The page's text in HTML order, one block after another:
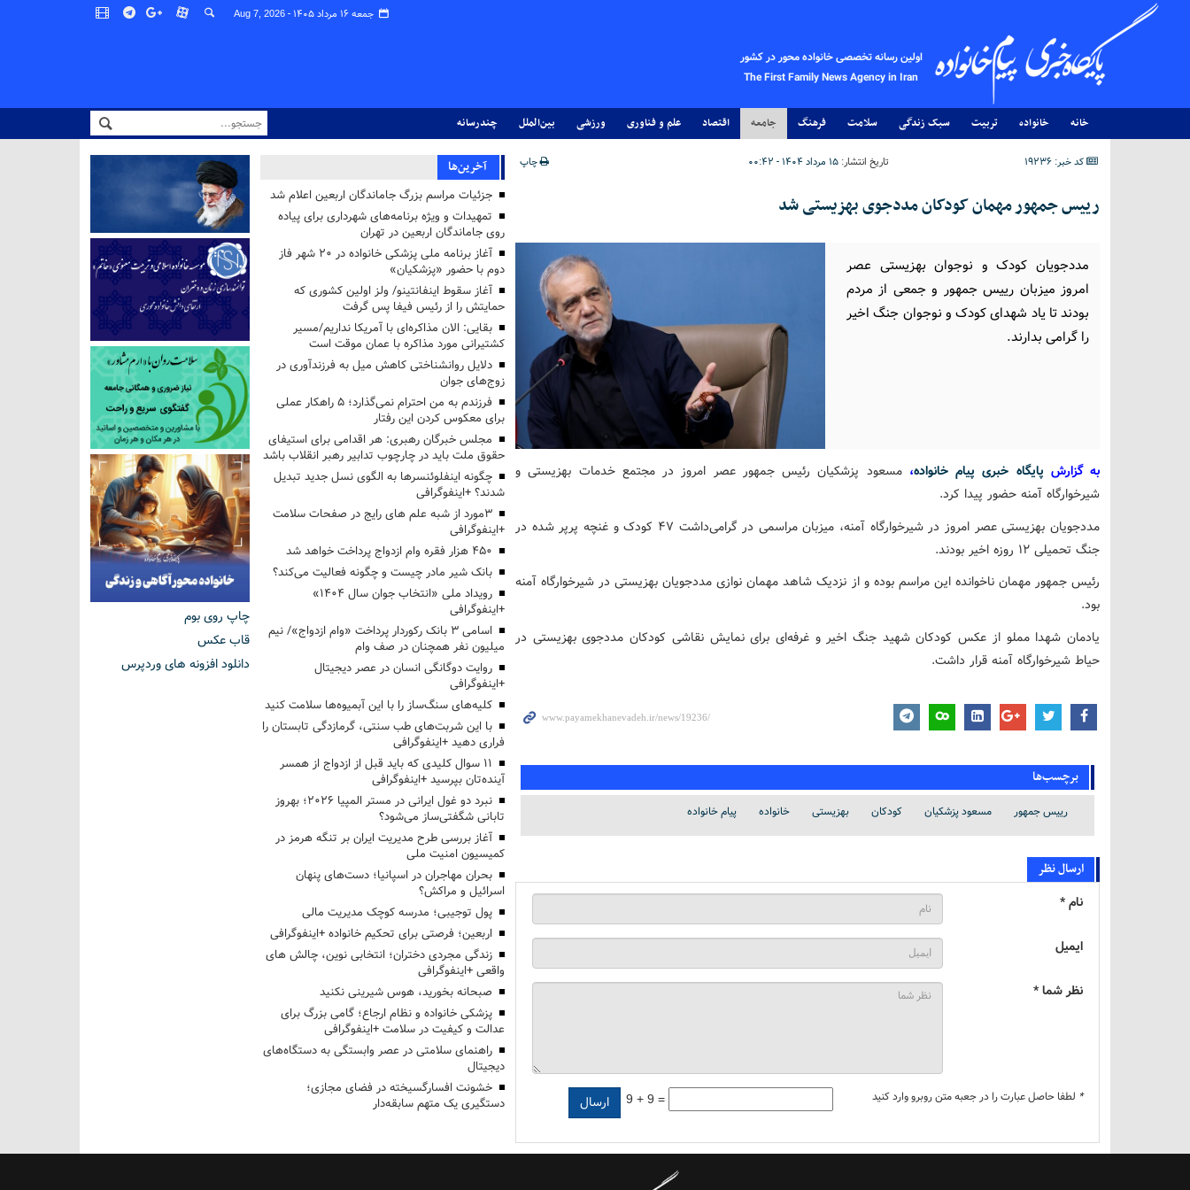
جمعه ۱۶ مرداد ۱۴۰۵ - Aug 7, 2026
اولین رسانه تخصصی خانواده محور در کشور
The First Family News Agency in Iran
خانه خانواده تربیت سبک زندگی سلامت فرهنگ جامعه اقتصاد علم و فناوری ورزشی بین‌الملل چندرسانه
کد خبر: 19236 تاریخ انتشار:۱۵ مرداد ۱۴۰۴ - ۰۰:۴۲ چاپ
رییس جمهور مهمان کودکان مددجوی بهزیستی شد
مددجویان کودک و نوجوان بهزیستی عصر
امروز میزبان رییس جمهور و جمعی از مردم
بودند تا یاد شهدای کودک و نوجوان جنگ اخیر
را گرامی بدارند.
به گزارش پایگاه خبری پیام خانواده،مسعود پزشکیان رئیس جمهور عصر امروز در مجتمع خدمات بهزیستی و
شیرخوارگاه آمنه حضور پیدا کرد.
مددجویان بهزیستی عصر امروز در شیرخوارگاه آمنه، میزبان مراسمی در گرامی‌داشت ۴۷ کودک و غنچه پرپر شده در
جنگ تحمیلی ۱۲ روزه اخیر بودند.
رئیس جمهور مهمان ناخوانده این مراسم بوده و از نزدیک شاهد مهمان نوازی مددجویان بهزیستی در شیرخوارگاه آمنه
بود.
یادمان شهدا مملو از عکس کودکان شهید جنگ اخیر و غرفه‌ای برای نمایش نقاشی کودکان مددجوی بهزیستی در
حیاط شیرخوارگاه آمنه قرار داشت.
برچسب‌ها
رییس جمهور مسعود پزشکیان کودکان بهزیستی خانواده پیام خانواده
ارسال نظر
نام *
ایمیل
نظر شما *
* لطفا حاصل عبارت را در جعبه متن روبرو وارد کنید 9 + 9 =
آخرین‌ها
جزئیات مراسم بزرگ جاماندگان اربعین اعلام شد
تمهیدات و ویژه برنامه‌های شهرداری برای پیاده
روی جاماندگان اربعین در تهران
آغاز برنامه ملی پزشکی خانواده در ۲۰ شهر فاز
دوم با حضور «پزشکیان»
آغاز سقوط اینفانتینو/ ولز اولین کشوری که
حمایتش را از رئیس فیفا پس گرفت
بقایی: الان مذاکره‌ای با آمریکا نداریم/مسیر
کشتیرانی مورد مذاکره با عمان موقت است
دلایل روانشناختی کاهش میل به فرزندآوری در
زوج‌های جوان
فرزندم به من احترام نمی‌گذارد؛ ۵ راهکار عملی
برای معکوس کردن این رفتار
مجلس خبرگان رهبری: هر اقدامی برای استیفای
حقوق ملت باید در چارچوب تدابیر رهبر انقلاب باشد
چگونه اینفلوئنسرها به الگوی نسل جدید تبدیل
شدند؟ +اینفوگرافی
3مورد از شبه علم های رایج در صفحات سلامت
+اینفوگرافی
۴۵۰ هزار فقره وام ازدواج پرداخت خواهد شد
بانک شیر مادر چیست و چگونه فعالیت می‌کند؟
رویداد ملی «انتخاب جوان سال ۱۴۰۴»
+اینفوگرافی
اسامی ۳ بانک رکوردار پرداخت «وام ازدواج»/ نیم
میلیون نفر همچنان در صف وام
روایت دوگانگی انسان در عصر دیجیتال
+اینفوگرافی
کلیه‌های سنگ‌ساز را با این آبمیوه‌ها سلامت کنید
با این شربت‌های طب سنتی، گرمازدگی تابستان را
فراری دهید +اینفوگرافی
۱۱ سوال کلیدی که باید قبل از ازدواج از همسر
آینده‌تان بپرسید +اینفوگرافی
نبرد دو غول ایرانی در مستر المپیا ۲۰۲۶؛ بهروز
تابانی شگفتی‌ساز می‌شود؟
آغاز بررسی طرح مدیریت ایران بر تنگه هرمز در
کمیسیون امنیت ملی
بحران مهاجران در اسپانیا؛ دست‌های پنهان
اسرائیل و مراکش؟
پول توجیبی؛ مدرسه کوچک مدیریت مالی
اربعین؛ فرصتی برای تحکیم خانواده +اینفوگرافی
زندگی مجردی دختران؛ انتخابی نوین، چالش های
واقعی +اینفوگرافی
صبحانه بخورید، هوس شیرینی نکنید
پزشکی خانواده و نظام ارجاع؛ گامی بزرگ برای
عدالت و کیفیت در سلامت +اینفوگرافی
راهنمای سلامتی در عصر وابستگی به دستگاه‌های
دیجیتال
خشونت افسارگسیخته در فضای مجازی؛
دستگیری یک متهم سابقه‌دار
چاپ روی بوم
قاب عکس
دانلود افزونه های وردپرس